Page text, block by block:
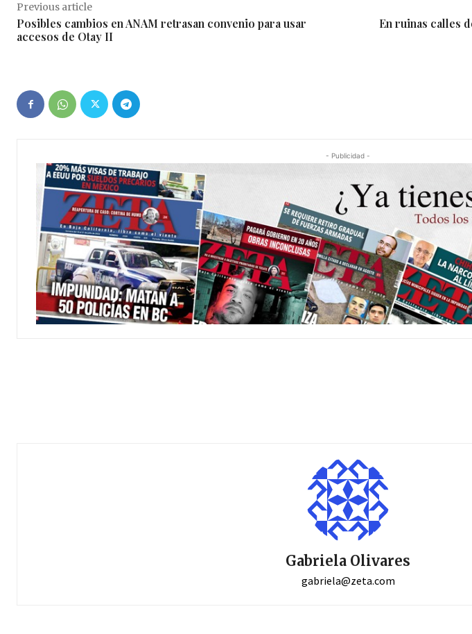
Previous article
Posibles cambios en ANAM retrasan convenio para usar
accesos de Otay II
En ruinas calles
- Publicidad -
Gabriela Olivares
gabriela@zeta.com